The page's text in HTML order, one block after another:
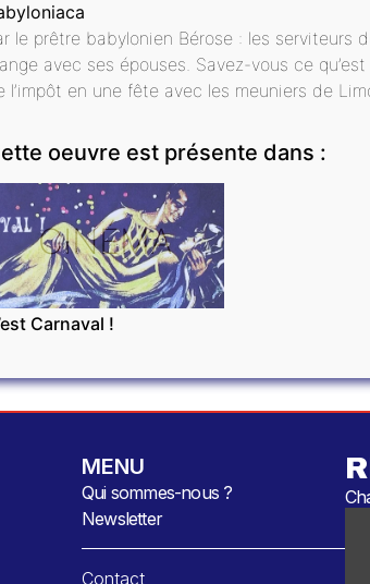
le prêtre babylonien Bérose : les serviteurs
avec ses épouses. Savez-vous ce
l’impôt en une fête avec les meuniers de
oeuvre est présente dans :
CINÉMA
Carnaval !
MENU
Qui sommes-nous ?
Newsletter
Contact